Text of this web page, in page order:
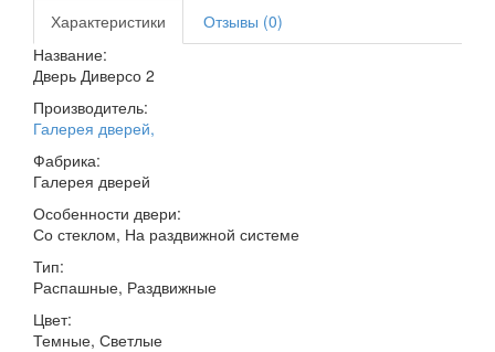
Характеристики
Отзывы (0)
Название:
Дверь Диверсо 2
Производитель:
Галерея дверей,
Фабрика:
Галерея дверей
Особенности двери:
Со стеклом, На раздвижной системе
Тип:
Распашные, Раздвижные
Цвет:
Темные, Светлые